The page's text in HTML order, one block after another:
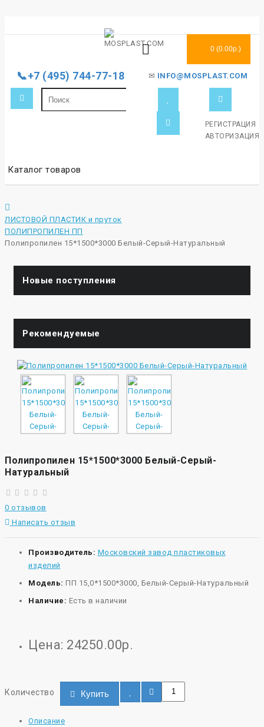
📞+7 (495) 744-77-18 ✉ INFO@MOSPLAST.COM
РЕГИСТРАЦИЯ
АВТОРИЗАЦИЯ
0 (0.00р.)
Каталог товаров
ЛИСТОВОЙ ПЛАСТИК и пруток
ПОЛИПРОПИЛЕН ПП
Полипропилен 15*1500*3000 Белый-Серый-Натуральный
Новые поступления
Рекомендуемые
Полипропилен 15*1500*3000 Белый-Серый-
Натуральный
0 отзывов
Написать отзыв
Производитель: Московский завод пластиковых
изделий
Модель: ПП 15,0*1500*3000, Белый-Серый-Натуральный
Наличие: Есть в наличии
Цена: 24250.00р.
Количество Купить
Описание